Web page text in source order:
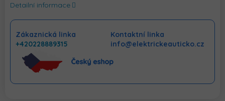
Detailní informace
Zákaznická linka
+420228889315
Kontaktní linka
info@elektrickeauticko.cz